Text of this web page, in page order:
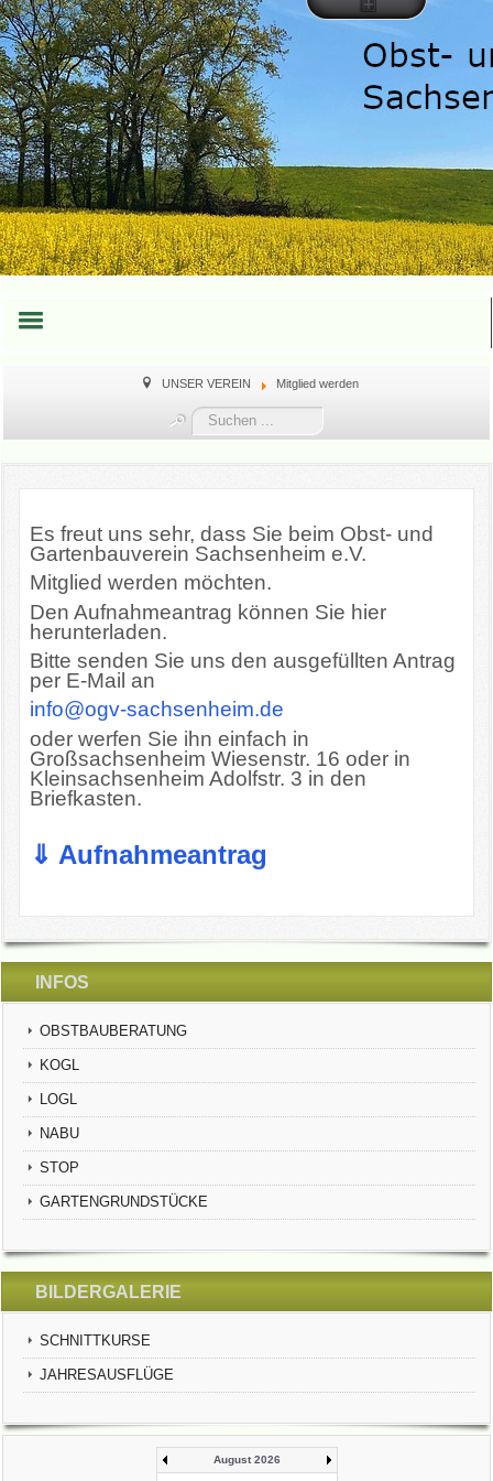
OGV INFOBRIEFE
UNSER VEREIN
KONTAKT
GARTENKALENDER
UNSER VEREIN Mitglied werden
Suchen
...
Es freut uns sehr, dass Sie beim Obst- und
Gartenbauverein Sachsenheim e.V.
Mitglied werden möchten.
Den Aufnahmeantrag können Sie hier
herunterladen.
Bitte senden Sie uns den ausgefüllten Antrag
per E-Mail an
info@ogv-sachsenheim.de
oder werfen Sie ihn einfach in
Großsachsenheim Wiesenstr. 16 oder in
Kleinsachsenheim Adolfstr. 3 in den
Briefkasten.
⇓ Aufnahmeantrag
INFOS
OBSTBAUBERATUNG
KOGL
LOGL
NABU
STOP
GARTENGRUNDSTÜCKE
BILDERGALERIE
SCHNITTKURSE
JAHRESAUSFLÜGE
August 2026